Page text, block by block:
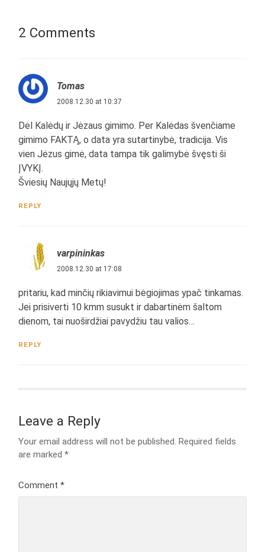
2 Comments
Tomas
2008.12.30 at 10:37
Dėl Kalėdų ir Jėzaus gimimo. Per Kalėdas švenčiame
gimimo FAKTĄ, o data yra sutartinybė, tradicija. Vis
vien Jėzus gimė, data tampa tik galimybė švęsti ši
ĮVYKĮ.
Šviesių Naujųjų Metų!
REPLY
varpininkas
2008.12.30 at 17:08
pritariu, kad minčių rikiavimui bėgiojimas ypač tinkamas.
Jei prisiverti 10 kmm susukt ir dabartinėm šaltom
dienom, tai nuoširdžiai pavydžiu tau valios…
REPLY
Leave a Reply
Your email address will not be published. Required fields
are marked*
Comment*